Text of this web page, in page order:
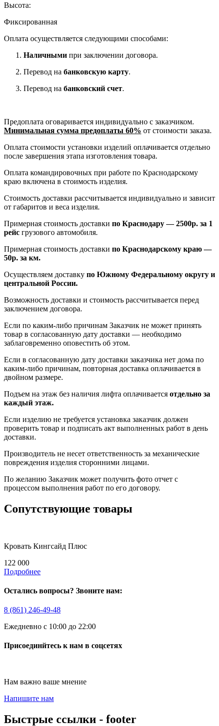
Высота:
Фиксированная
Оплата осуществляется следующими способами:
Наличными при заключении договора.
Перевод на банковскую карту.
Перевод на банковский счет.
Предоплата оговаривается индивидуально с заказчиком.
Минимальная сумма предоплаты 60% от стоимости заказа.
Оплата стоимости установки изделий оплачивается отдельно
после завершения этапа изготовления товара.
Оплата командировочных при работе по Краснодарскому
краю включена в стоимость изделия.
Стоимость доставки рассчитывается индивидуально и зависит
от габаритов и веса изделия.
Примерная стоимость доставки по Краснодару — 2500р. за 1
рейс грузового автомобиля.
Примерная стоимость доставки по Краснодарскому краю —
50р. за км.
Осуществляем доставку по Южному Федеральному округу и
центральной России.
Возможность доставки и стоимость рассчитывается перед
заключением договора.
Если по каким-либо причинам Заказчик не может принять
товар в согласованную дату доставки — необходимо
заблаговременно оповестить об этом.
Если в согласованную дату доставки заказчика нет дома по
каким-либо причинам, повторная доставка оплачивается в
двойном размере.
Подъем на этаж без наличия лифта оплачивается отдельно за
каждый этаж.
Если изделию не требуется установка заказчик должен
проверить товар и подписать акт выполненных работ в день
доставки.
Производитель не несет ответственность за механические
повреждения изделия сторонними лицами.
По желанию Заказчик может получить фото отчет с
процессом выполнения работ по его договору.
Сопутствующие товары
Кровать Кингсайд Плюс
122 000
Подробнее
Остались вопросы? Звоните нам:
8 (861) 246-49-48
Ежедневно с 10:00 до 22:00
Присоединйтесь к нам в соцсетях
Нам важно ваше мнение
Напишите нам
Быстрые ссылки - footer